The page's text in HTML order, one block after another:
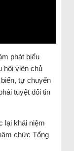
phát biểu
hội viên chủ
tự chuyển
tuyệt đối tin
lại khái niệm
chức Tổng